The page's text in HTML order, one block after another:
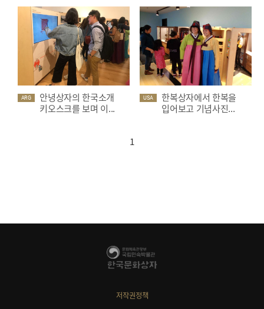
ARG
안녕상자의 한국소개
키오스크를 보며 이...
USA
한복상자에서 한복을
입어보고 기념사진...
1
저작권정책